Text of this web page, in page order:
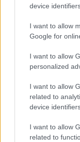
device
I want to allow
Google for
I want to allow
personalized
I want to allow
related to
device
I want to allow
related to
megfigyeltek
külterületén
(mintegy 80
Kiskunságban a
számoltak a